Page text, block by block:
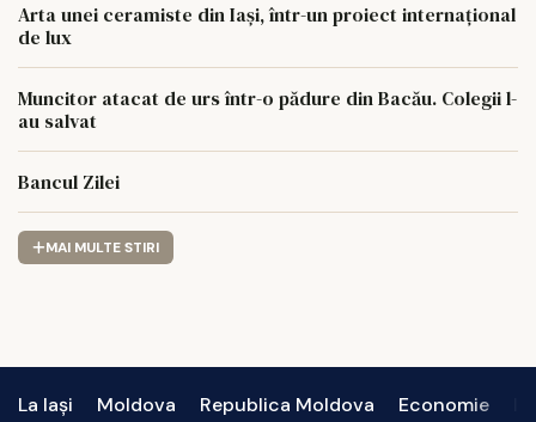
Arta unei ceramiste din Iași, într-un proiect internațional
de lux
Muncitor atacat de urs într-o pădure din Bacău. Colegii l-
au salvat
Bancul Zilei
MAI MULTE STIRI
La Iași Moldova Republica Moldova Economie